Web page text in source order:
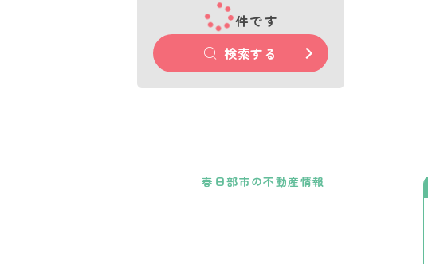
件です
検索する
春日部市の不動産情報